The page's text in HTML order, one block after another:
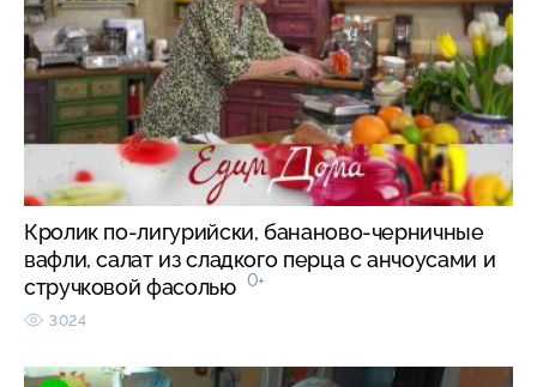
Кролик по-лигурийски, бананово-черничные
вафли, салат из сладкого перца с анчоусами и
стручковой фасолью 0+
3024